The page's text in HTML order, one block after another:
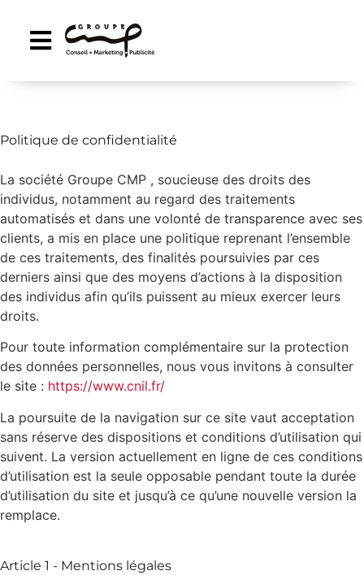
Politique de confidentialité
La société Groupe CMP , soucieuse des droits des
individus, notamment au regard des traitements
automatisés et dans une volonté de transparence avec ses
clients, a mis en place une politique reprenant l’ensemble
de ces traitements, des finalités poursuivies par ces
derniers ainsi que des moyens d’actions à la disposition
des individus afin qu’ils puissent au mieux exercer leurs
droits.
Pour toute information complémentaire sur la protection
des données personnelles, nous vous invitons à consulter
le site : https://www.cnil.fr/
La poursuite de la navigation sur ce site vaut acceptation
sans réserve des dispositions et conditions d’utilisation qui
suivent. La version actuellement en ligne de ces conditions
d’utilisation est la seule opposable pendant toute la durée
d’utilisation du site et jusqu’à ce qu’une nouvelle version la
remplace.
Article 1 - Mentions légales